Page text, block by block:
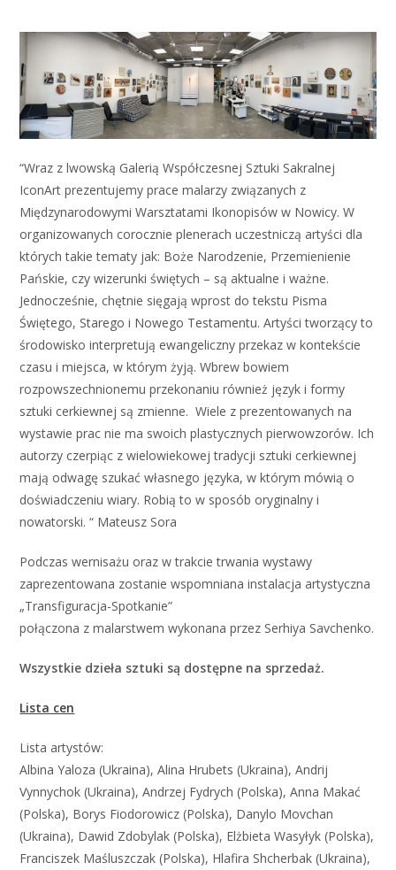
“Wraz z lwowską Galerią Współczesnej Sztuki Sakralnej
IconArt prezentujemy prace malarzy związanych z
Międzynarodowymi Warsztatami Ikonopisów w Nowicy. W
organizowanych corocznie plenerach uczestniczą artyści dla
których takie tematy jak: Boże Narodzenie, Przemienienie
Pańskie, czy wizerunki świętych – są aktualne i ważne.
Jednocześnie, chętnie sięgają wprost do tekstu Pisma
Świętego, Starego i Nowego Testamentu. Artyści tworzący to
środowisko interpretują ewangeliczny przekaz w kontekście
czasu i miejsca, w którym żyją. Wbrew bowiem
rozpowszechnionemu przekonaniu również język i formy
sztuki cerkiewnej są zmienne. Wiele z prezentowanych na
wystawie prac nie ma swoich plastycznych pierwowzorów. Ich
autorzy czerpiąc z wielowiekowej tradycji sztuki cerkiewnej
mają odwagę szukać własnego języka, w którym mówią o
doświadczeniu wiary. Robią to w sposób oryginalny i
nowatorski. “ Mateusz Sora
Podczas wernisażu oraz w trakcie trwania wystawy
zaprezentowana zostanie wspomniana instalacja artystyczna
„Transfiguracja-Spotkanie”
połączona z malarstwem wykonana przez Serhiya Savchenko.
Wszystkie dzieła sztuki są dostępne na sprzedaż.
Lista cen
Lista artystów:
Albina Yaloza (Ukraina), Alina Hrubets (Ukraina), Andrij
Vynnychok (Ukraina), Andrzej Fydrych (Polska), Anna Makać
(Polska), Borys Fiodorowicz (Polska), Danylo Movchan
(Ukraina), Dawid Zdobylak (Polska), Elżbieta Wasyłyk (Polska),
Franciszek Maśluszczak (Polska), Hlafira Shcherbak (Ukraina),